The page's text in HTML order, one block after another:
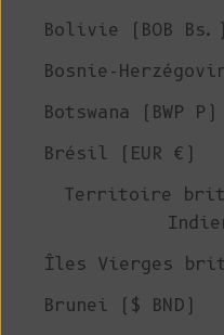
Bolivie (BOB Bs.)
Bosnie-
Botswana (BWP P)
Brésil (EUR €)
Territoire
Îles Vierges
Brunei ($ BND)